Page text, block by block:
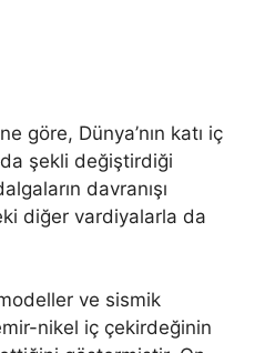
göre, Dünya’nın katı iç
şekli değiştirdiği
davranışı
diğer vardiyalarla da
ve sismik
nikel iç çekirdeğinin